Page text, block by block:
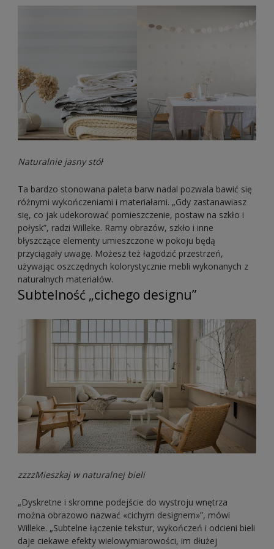
Naturalnie jasny stół
Ta bardzo stonowana paleta barw nadal pozwala bawić się
różnymi wykończeniami i materiałami. „Gdy zastanawiasz
się, co jak udekorować pomieszczenie, postaw na szkło i
połysk”, radzi Willeke. Ramy obrazów, szkło i inne
błyszczące elementy umieszczone w pokoju będą
przyciągały uwagę. Możesz też łagodzić przestrzeń,
używając oszczędnych kolorystycznie mebli wykonanych z
naturalnych materiałów.
Subtelność „cichego designu”
zzzzMieszkaj w naturalnej bieli
„Dyskretne i skromne podejście do wystroju wnętrza
można obrazowo nazwać «cichym designem»”, mówi
Willeke. „Subtelne łączenie tekstur, wykończeń i odcieni bieli
daje ciekawe efekty wielowymiarowości, im dłużej